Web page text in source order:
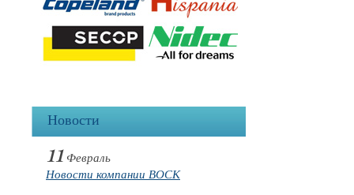
Новости
11 Февраль
Новости компании BOCK